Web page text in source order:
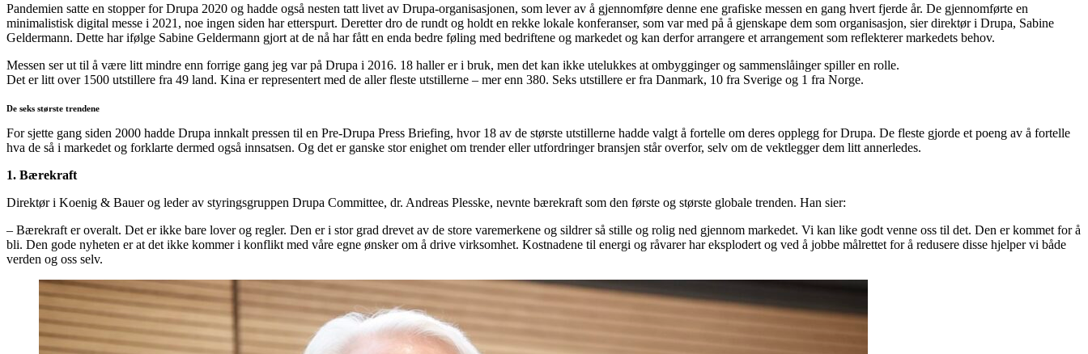
Pandemien satte en stopper for Drupa 2020 og hadde også nesten tatt livet av Drupa-organisasjonen, som lever av å gjennomføre denne ene grafiske messen en gang hvert fjerde år. De gjennomførte en
minimalistisk digital messe i 2021, noe ingen siden har etterspurt. Deretter dro de rundt og holdt en rekke lokale konferanser, som var med på å gjenskape dem som organisasjon, sier direktør i Drupa, Sabine
Geldermann. Dette har ifølge Sabine Geldermann gjort at de nå har fått en enda bedre føling med bedriftene og markedet og kan derfor arrangere et arrangement som reflekterer markedets behov.
Messen ser ut til å være litt mindre enn forrige gang jeg var på Drupa i 2016. 18 haller er i bruk, men det kan ikke utelukkes at ombygginger og sammenslåinger spiller en rolle.
Det er litt over 1500 utstillere fra 49 land. Kina er representert med de aller fleste utstillerne – mer enn 380. Seks utstillere er fra Danmark, 10 fra Sverige og 1 fra Norge.
De seks største trendene
For sjette gang siden 2000 hadde Drupa innkalt pressen til en Pre-Drupa Press Briefing, hvor 18 av de største utstillerne hadde valgt å fortelle om deres opplegg for Drupa. De fleste gjorde et poeng av å fortelle
hva de så i markedet og forklarte dermed også innsatsen. Og det er ganske stor enighet om trender eller utfordringer bransjen står overfor, selv om de vektlegger dem litt annerledes.
1. Bærekraft
Direktør i Koenig & Bauer og leder av styringsgruppen Drupa Committee, dr. Andreas Plesske, nevnte bærekraft som den første og største globale trenden. Han sier:
– Bærekraft er overalt. Det er ikke bare lover og regler. Den er i stor grad drevet av de store varemerkene og sildrer så stille og rolig ned gjennom markedet. Vi kan like godt venne oss til det. Den er kommet for å
bli. Den gode nyheten er at det ikke kommer i konflikt med våre egne ønsker om å drive virksomhet. Kostnadene til energi og råvarer har eksplodert og ved å jobbe målrettet for å redusere disse hjelper vi både
verden og oss selv.